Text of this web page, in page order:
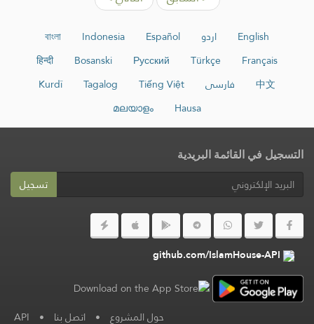
English اردو Español
Indonesia
বাংলা
Français
Türkçe
Русский
Bosanski
हिन्दी
中文
فارسی Tiếng Việt
Tagalog
Kurdî
Hausa
മലയാളം
التسجيل في القائمة البريدية
تسجيل
github.com/IslamHouse-API
حول المشروع • اتصل بنا •
API